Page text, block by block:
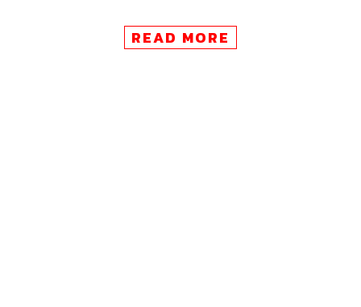
วินิจ วิเศษสุวรรณภูมิผู้อำนวยการ
READ MORE